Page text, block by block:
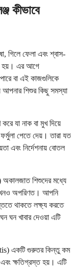
কীভাবে
গিলে ফেলা এবং শ্বাস-
হয়। এর আগে
বা এই কাজগুলিকে
আপনার শিশুর কিছু সমস্যা
যা নাক বা মুখ দিয়ে
পেতে দেয়। তারা যত
এবং নির্দেশনায় বোতল
শিশুদের মধ্যে
অপরিণত। আপনি
থাকতে লক্ষ্য করতে
ঘন খাবার দেওয়া এটি
একটি গুরুতর কিন্তু কম
এবং ক্ষতিগ্রস্ত হয়। এটি